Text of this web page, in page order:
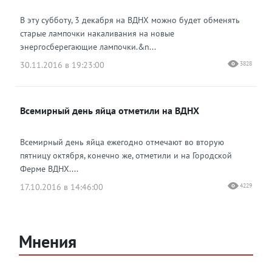
В эту субботу, 3 декабря на ВДНХ можно будет обменять
старые лампочки накаливания на новые
энергосберегающие лампочки.&n...
30.11.2016 в 19:23:00
3828
Всемирный день яйца отметили на ВДНХ
Всемирный день яйца ежегодно отмечают во вторую
пятницу октября, конечно же, отметили и на Городской
Ферме ВДНХ....
17.10.2016 в 14:46:00
4229
Мнения